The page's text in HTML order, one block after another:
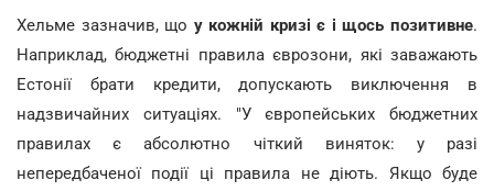
Хельме зазначив, що у кожній кризі є і щось позитивне.
Наприклад, бюджетні правила єврозони, які заважають
Естонії брати кредити, допускають виключення в
надзвичайних ситуаціях. "У європейських бюджетних
правилах є абсолютно чіткий виняток: у разі
непередбаченої події ці правила не діють. Якщо буде